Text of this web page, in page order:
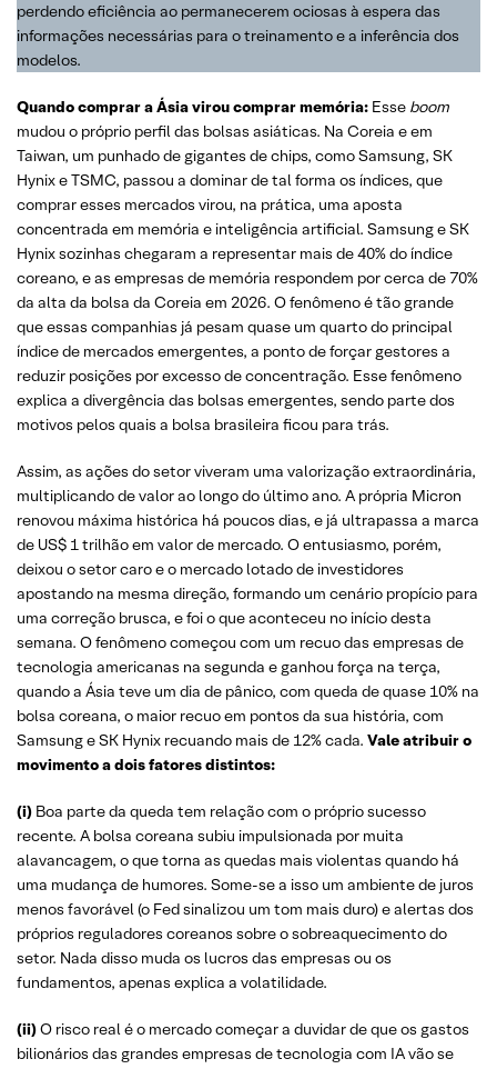
perdendo eficiência ao permanecerem ociosas à espera das
informações necessárias para o treinamento e a inferência dos
modelos.
Quando comprar a Ásia virou comprar memória: Esse boom
mudou o próprio perfil das bolsas asiáticas. Na Coreia e em
Taiwan, um punhado de gigantes de chips, como Samsung, SK
Hynix e TSMC, passou a dominar de tal forma os índices, que
comprar esses mercados virou, na prática, uma aposta
concentrada em memória e inteligência artificial. Samsung e SK
Hynix sozinhas chegaram a representar mais de 40% do índice
coreano, e as empresas de memória respondem por cerca de 70%
da alta da bolsa da Coreia em 2026. O fenômeno é tão grande
que essas companhias já pesam quase um quarto do principal
índice de mercados emergentes, a ponto de forçar gestores a
reduzir posições por excesso de concentração. Esse fenômeno
explica a divergência das bolsas emergentes, sendo parte dos
motivos pelos quais a bolsa brasileira ficou para trás.
Assim, as ações do setor viveram uma valorização extraordinária,
multiplicando de valor ao longo do último ano. A própria Micron
renovou máxima histórica há poucos dias, e já ultrapassa a marca
de US$ 1 trilhão em valor de mercado. O entusiasmo, porém,
deixou o setor caro e o mercado lotado de investidores
apostando na mesma direção, formando um cenário propício para
uma correção brusca, e foi o que aconteceu no início desta
semana. O fenômeno começou com um recuo das empresas de
tecnologia americanas na segunda e ganhou força na terça,
quando a Ásia teve um dia de pânico, com queda de quase 10% na
bolsa coreana, o maior recuo em pontos da sua história, com
Samsung e SK Hynix recuando mais de 12% cada. Vale atribuir o
movimento a dois fatores distintos:
(i) Boa parte da queda tem relação com o próprio sucesso
recente. A bolsa coreana subiu impulsionada por muita
alavancagem, o que torna as quedas mais violentas quando há
uma mudança de humores. Some-se a isso um ambiente de juros
menos favorável (o Fed sinalizou um tom mais duro) e alertas dos
próprios reguladores coreanos sobre o sobreaquecimento do
setor. Nada disso muda os lucros das empresas ou os
fundamentos, apenas explica a volatilidade.
(ii)O risco real é o mercado começar a duvidar de que os gastos
bilionários das grandes empresas de tecnologia com IA vão se